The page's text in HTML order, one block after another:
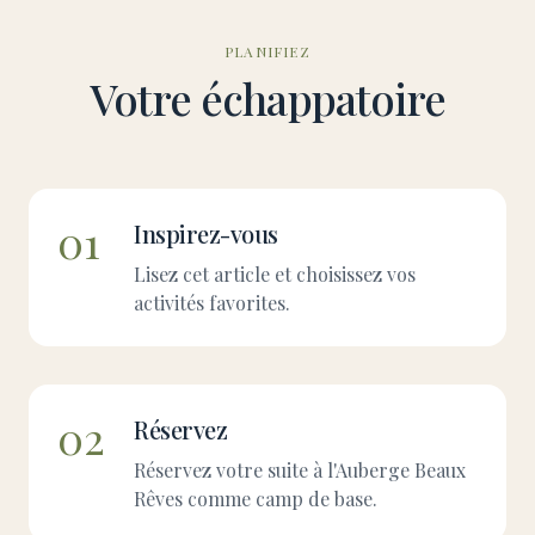
PLANIFIEZ
Votre échappatoire
01 Inspirez-vous
Lisez cet article et choisissez vos
activités favorites.
02 Réservez
Réservez votre suite à l'Auberge Beaux
Rêves comme camp de base.